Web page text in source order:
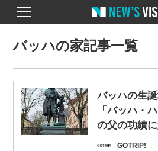
バッハの家記事一覧
バッハの生
「バッハ・
の父の功績
GOTRIP!